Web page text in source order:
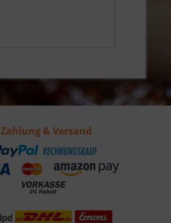
Zahlung & Versand